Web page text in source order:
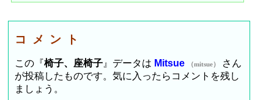
コメント
この『椅子、座椅子 』データは Mitsue （mitsue）
さん
が投稿したものです。気に入ったらコメントを残し
ましょう。